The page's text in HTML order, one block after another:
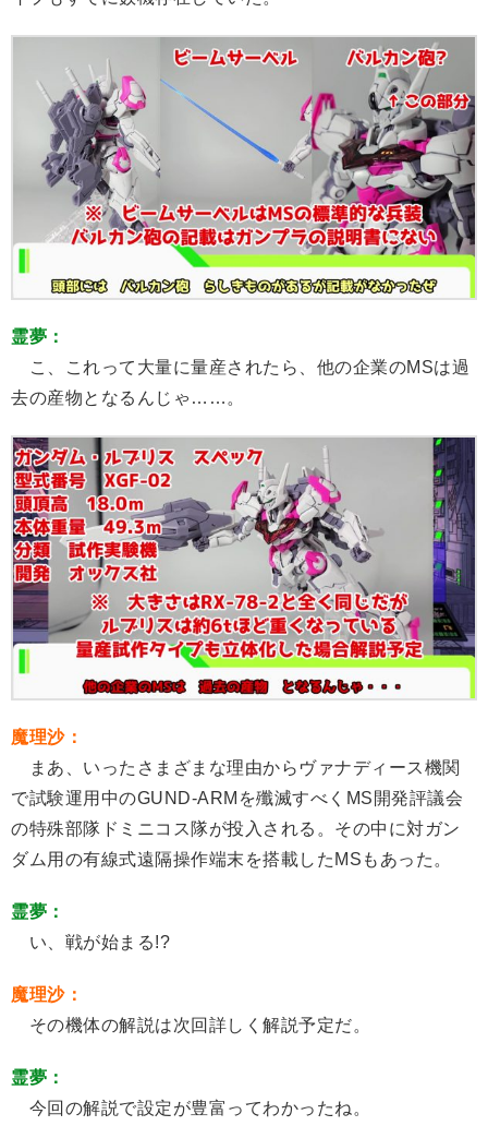
霊夢：
こ、これって大量に量産されたら、他の企業のMSは過
去の産物となるんじゃ……。
魔理沙：
まあ、いったさまざまな理由からヴァナディース機関
で試験運用中のGUND-ARMを殲滅すべくMS開発評議会
の特殊部隊ドミニコス隊が投入される。その中に対ガン
ダム用の有線式遠隔操作端末を搭載したMSもあった。
霊夢：
い、戦が始まる!?
魔理沙：
その機体の解説は次回詳しく解説予定だ。
霊夢：
今回の解説で設定が豊富ってわかったね。